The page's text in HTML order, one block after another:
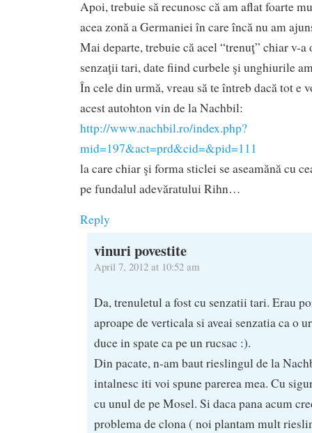
Apoi, trebuie să recunosc că am aflat foarte
acea zonă a Germaniei în care încă nu am
Mai departe, trebuie că acel “trenuţ” chiar v-
senzaţii tari, date fiind curbele şi unghiurile
În cele din urmă, vreau să te întreb dacă tot e
acest autohton vin de la Nachbil:
http://www.nachbil.ro/index.php?
mid=197&act=prd&cid=&pid=111
la care chiar şi forma sticlei se aseamănă cu
pe fundalul adevăratului Rihn…
Reply
vinuri povestite
April 7, 2012 at 10:52 am
Da, trenuletul a fost cu senzatii tari. Erau
aproape de verticala si aveai senzatia ca o
duce in spate ca pe un rucsac :).
Din pacate, n-am baut rieslingul de la
intalnesc iti voi spune parerea mea. Cu
cu unul de pe Mosel. Si daca pana acum
problema de clona ( noi plantam mult